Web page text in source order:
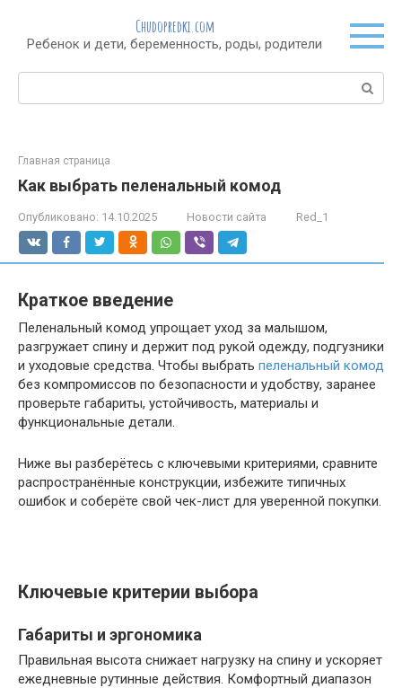
контенту
Chudopredki.com
Ребенок и дети, беременность, роды, родители
Поиск:
Главная страница
Как выбрать пеленальный комод
Опубликовано: 14.10.2025 Новости сайта Red_1
Краткое введение
Пеленальный комод упрощает уход за малышом,
разгружает спину и держит под рукой одежду, подгузники
и уходовые средства. Чтобы выбрать пеленальный комод
без компромиссов по безопасности и удобству, заранее
проверьте габариты, устойчивость, материалы и
функциональные детали.
Ниже вы разберётесь с ключевыми критериями, сравните
распространённые конструкции, избежите типичных
ошибок и соберёте свой чек-лист для уверенной покупки.
Ключевые критерии выбора
Габариты и эргономика
Правильная высота снижает нагрузку на спину и ускоряет
ежедневные рутинные действия. Комфортный диапазон